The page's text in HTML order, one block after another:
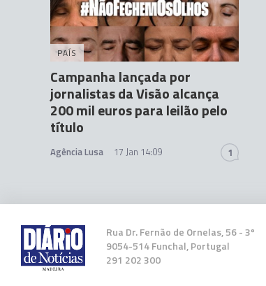
PAÍS
Campanha lançada por
jornalistas da Visão alcança
200 mil euros para leilão pelo
título
Agência Lusa 17 Jan 14:09 1
Rua Dr. Fernão de Ornelas, 56 - 3º
9054-514 Funchal, Portugal
291 202 300